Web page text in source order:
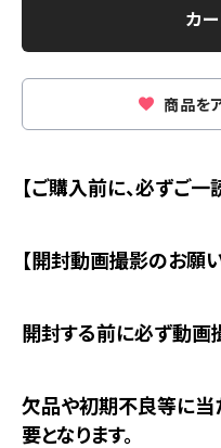
カ
商品を
【ご購入前に、必ずご一
【開封動画撮影のお願い
開封する前に必ず動画
欠品や初期不良等に当
要となります。